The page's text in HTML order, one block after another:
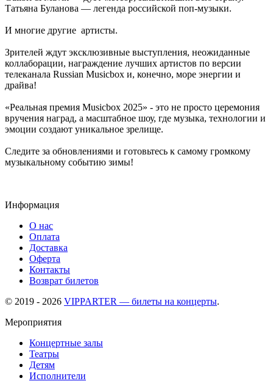
Татьяна Буланова — легенда российской поп-музыки.
И многие другие артисты.
Зрителей ждут эксклюзивные выступления, неожиданные
коллаборации, награждение лучших артистов по версии
телеканала Russian Musicbox и, конечно, море энергии и
драйва!
«Реальная премия Musicbox 2025» - это не просто церемония
вручения наград, а масштабное шоу, где музыка, технологии и
эмоции создают уникальное зрелище.
Следите за обновлениями и готовьтесь к самому громкому
музыкальному событию зимы!
Информация
О нас
Оплата
Доставка
Оферта
Контакты
Возврат билетов
© 2019 - 2026 VIPPARTER — билеты на концерты.
Мероприятия
Концертные залы
Театры
Детям
Исполнители